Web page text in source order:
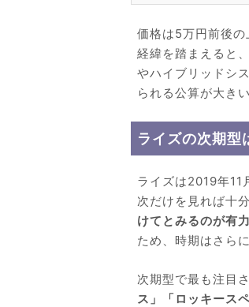
価格は5万円前後
経緯を踏まえると
やハイブリッドシ
られる公算が大き
ライズの次期型
ライズは2019年11
次だけを見れば十
けてとみるのが有
ため、時期はさら
次期型で最も注目
ス」「ロッキース